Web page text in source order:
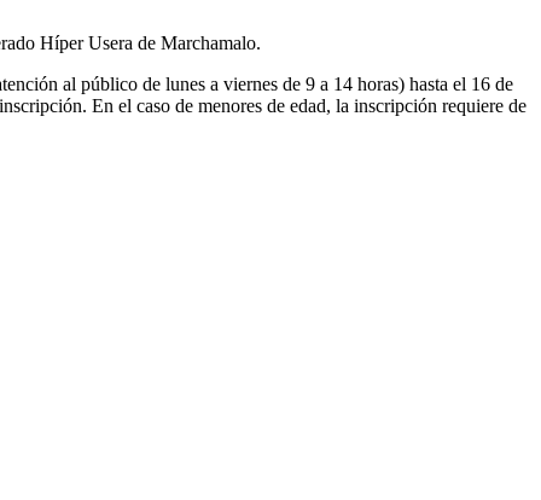
Híper Usera de Marchamalo.
al público de lunes a viernes de 9 a 14 horas) hasta el 16 de
En el caso de menores de edad, la inscripción requiere de